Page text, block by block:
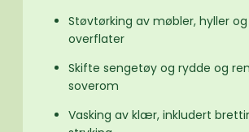
Støvtørking av møbler, hyller
overflater
Skifte sengetøy og rydde og
soverom
Vasking av klær, inkludert